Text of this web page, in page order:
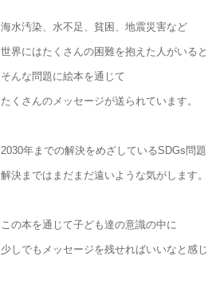
海水汚染、水不足、貧困、地震災害など
世界にはたくさんの困難を抱えた人がいる
そんな問題に絵本を通じて
たくさんのメッセージが送られています。
2030年までの解決をめざしているSDGs問題
解決まではまだまだ遠いような気がします。
この本を通じて子ども達の意識の中に
少しでもメッセージを残せればいいなと感じ